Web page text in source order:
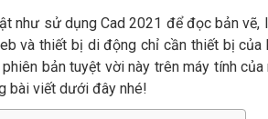
như sử dụng Cad 2021 để đọc bản vẽ,
và thiết bị di động chỉ cần thiết bị
bản tuyệt vời này trên máy tính
bài viết dưới đây nhé!